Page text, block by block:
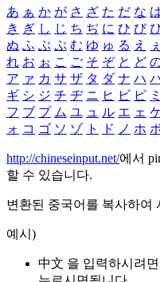
あ ぁ か が さ ざ た だ な
き ぎ し じ ち ぢ に ひ び
ぬ ふ ぶ ぷ む ゆ ゅ る え ぇ
れ お ぉ こ ご そ ぞ と ど
ア ァ カ サ ザ タ ダ ナ ハ
ギ シ ジ チ ヂ ニ ヒ ビ ピ ミ
フ ブ プ ム ユ ュ ル エ ェ
ォ コ ゴ ソ ゾ ト ド ノ ホ
http://chineseinput.net/에서
할 수 있습니다.
변환된 중국어를 복사하여
예시)
中文 을 입력하시려면